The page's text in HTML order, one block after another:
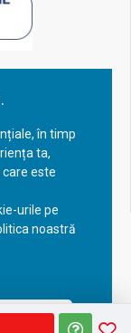
în timp
ta,
este
urile pe
noastră